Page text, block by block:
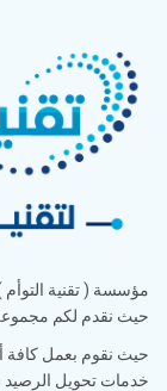
مؤسسة ( تقنية
حيث نقدم لكم مجموعة
حيث نقوم بعمل كافة
خدمات تحويل الرصيد